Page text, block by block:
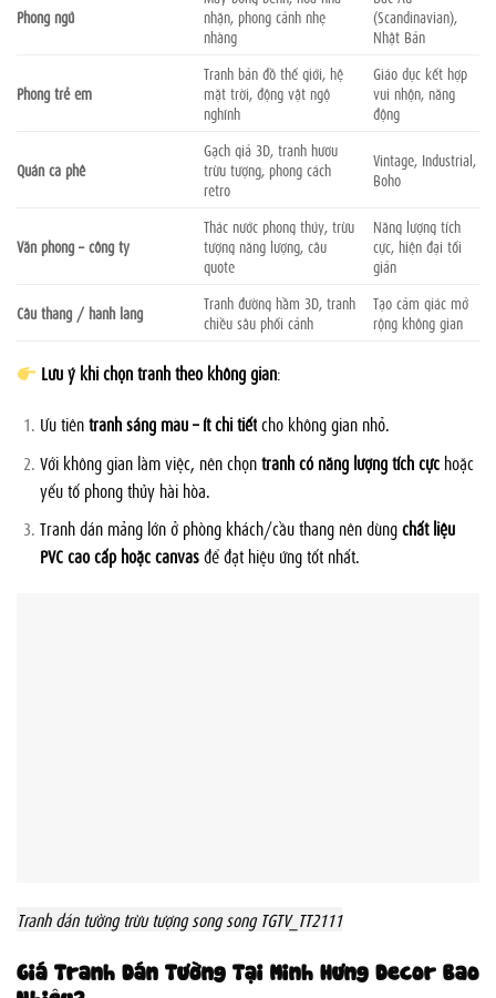
Phòng ngủ
nhặn, phong cảnh nhẹ
nhàng
(Scandinavian),
Nhật Bản
Phòng trẻ em
Tranh bản đồ thế giới, hệ
mặt trời, động vật ngộ
nghĩnh
Giáo dục kết hợp
vui nhộn, năng
động
Quán cà phê
Gạch giả 3D, tranh hươu
trừu tượng, phong cách
retro
Vintage, Industrial,
Boho
Văn phòng – công ty
Thác nước phong thủy, trừu
tượng năng lượng, câu
quote
Năng lượng tích
cực, hiện đại tối
giản
Cầu thang / hành lang
Tranh đường hầm 3D, tranh
chiều sâu phối cảnh
Tạo cảm giác mở
rộng không gian
Lưu ý khi chọn tranh theo không gian:
Ưu tiêntranh sáng màu – ít chi tiếtcho không gian nhỏ.
Với không gian làm việc, nên chọntranh có năng lượng tích cựchoặc
yếu tố phong thủy hài hòa.
Tranh dán mảng lớn ở phòng khách/cầu thang nên dùngchất liệu
PVC cao cấp hoặc canvasđể đạt hiệu ứng tốt nhất.
Tranh dán tường trừu tượng song song TGTV_TT2111
Giá Tranh Dán Tường Tại Minh Hưng Decor Bao